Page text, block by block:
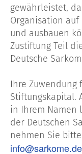
gewährleistet,
Organisation
und ausbauen
Zustiftung Teil
Deutsche
Ihre
Stiftungskapital.
in Ihrem Namen
der Deutschen
nehmen Sie
info@sarkome.de